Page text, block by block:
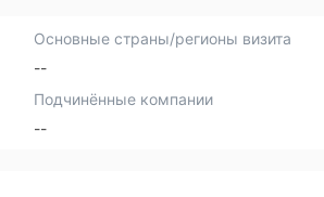
Основные страны/регионы визита
--
Подчинённые компании
--